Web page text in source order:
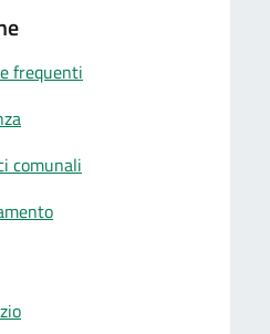
frequenti
comunali